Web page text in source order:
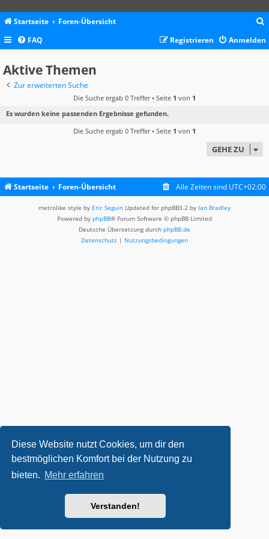
Diese Website nutzt Cookies, um dir den
bestmöglichen Komfort bei der Nutzung zu
bieten. Mehr erfahren
Verstanden!
Startseite Foren-Übersicht
c
FAQ Anmelden
Registrieren
Aktive Themen
Zur erweiterten Suche
Die Suche ergab 0 Treffer • Seite 1 von 1
Es wurden keine passenden Ergebnisse gefunden.
Die Suche ergab 0 Treffer • Seite 1 von 1
GEHE ZU
Startseite Foren-Übersicht Alle Zeiten sind UTC+02:00
metrolike style by Eric Seguin Updated for phpBB3.2 by Ian Bradley
Powered by phpBB® Forum Software © phpBB Limited
Deutsche Übersetzung durch phpBB.de
Datenschutz | Nutzungsbedingungen